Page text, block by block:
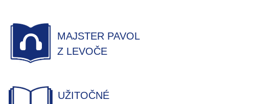
MAJSTER PAVOL
Z LEVOČE
UŽITOČNÉ